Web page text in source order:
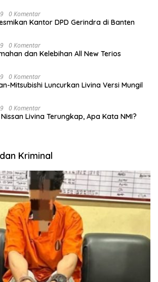
0 Komentar
Kantor DPD Gerindra di Banten
0 Komentar
dan Kelebihan All New Terios
0 Komentar
Mitsubishi Luncurkan Livina Versi Mungil
0 Komentar
Livina Terungkap, Apa Kata NMI?
Kriminal